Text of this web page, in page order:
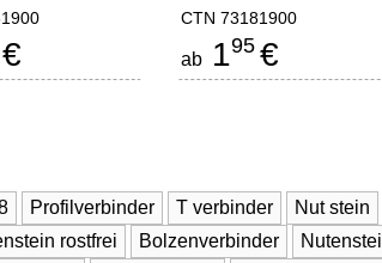
€
CTN 73181900
ab 195 €
Profilverbinder T verbinder Nut stein
rostfrei Bolzenverbinder Nutenstei